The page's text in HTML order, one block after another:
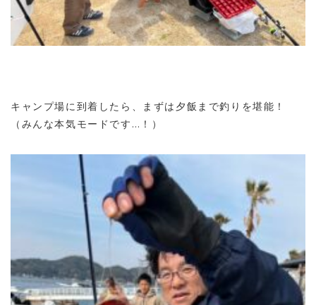
キャンプ場に到着したら、まずは夕飯まで釣りを堪能！
（みんな本気モードです…！）